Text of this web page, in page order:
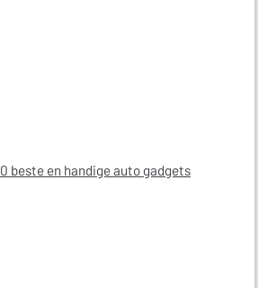
beste en handige auto gadgets